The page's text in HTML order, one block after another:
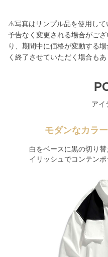
⚠️写真はサンプル品を使用し
予告なく変更される場合がご
り、期間中に価格が変動する
く終了させていただく場合もあ
アイ
モダンなカラ
白をベースに黒の切り
イリッシュでコンテン